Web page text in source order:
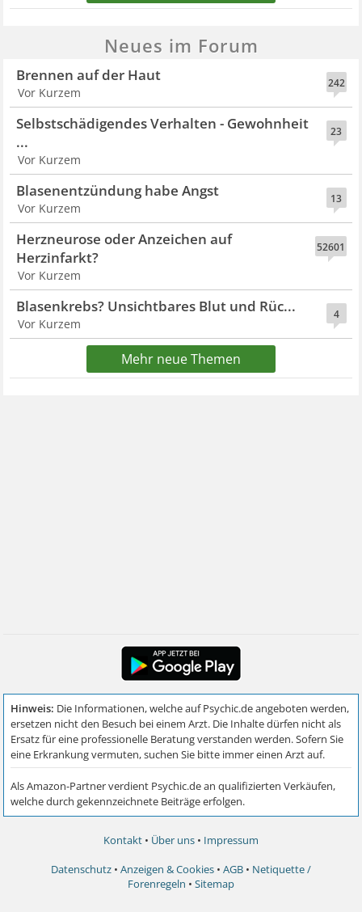
Neues im Forum
242
Brennen auf der Haut
Vor Kurzem
23
Selbstschädigendes Verhalten - Gewohnheit
...
Vor Kurzem
13
Blasenentzündung habe Angst
Vor Kurzem
52601
Herzneurose oder Anzeichen auf
Herzinfarkt?
Vor Kurzem
4
Blasenkrebs? Unsichtbares Blut und Rüc...
Vor Kurzem
Mehr neue Themen
Kontakt • Über uns • Impressum
Datenschutz • Anzeigen & Cookies • AGB • Netiquette /
Forenregeln • Sitemap